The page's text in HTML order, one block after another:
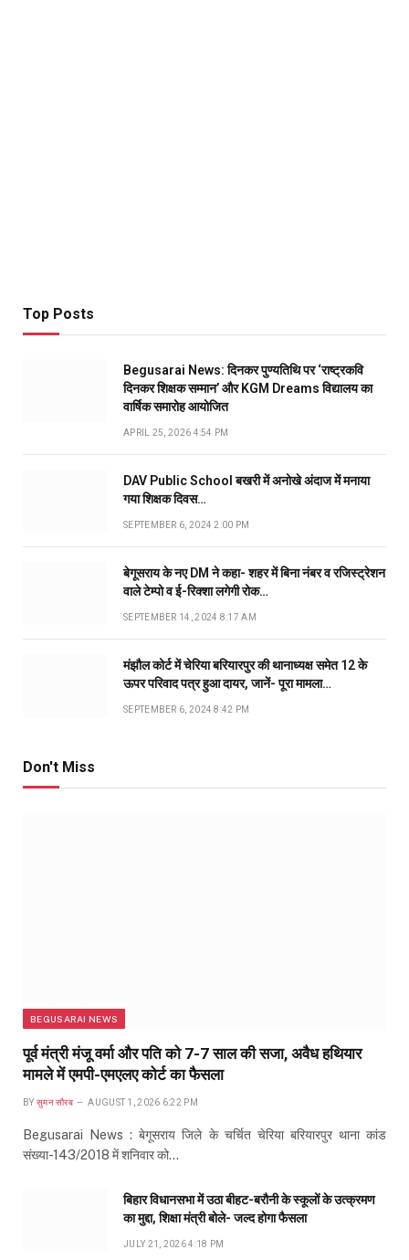
Top Posts
Begusarai News: दिनकर पुण्यतिथि पर ‘राष्ट्रकवि
दिनकर शिक्षक सम्मान’ और KGM Dreams विद्यालय का
वार्षिक समारोह आयोजित
APRIL 25, 2026 4:54 PM
DAV Public School बखरी में अनोखे अंदाज में मनाया
गया शिक्षक दिवस…
SEPTEMBER 6, 2024 2:00 PM
बेगूसराय के नए DM ने कहा- शहर में बिना नंबर व रजिस्ट्रेशन
वाले टेम्पो व ई-रिक्शा लगेगी रोक…
SEPTEMBER 14, 2024 8:17 AM
मंझौल कोर्ट में चेरिया बरियारपुर की थानाध्यक्ष समेत 12 के
ऊपर परिवाद पत्र हुआ दायर, जानें- पूरा मामला…
SEPTEMBER 6, 2024 8:42 PM
Don't Miss
BEGUSARAI NEWS
पूर्व मंत्री मंजू वर्मा और पति को 7-7 साल की सजा, अवैध हथियार
मामले में एमपी-एमएलए कोर्ट का फैसला
BY सुमन सौरब AUGUST 1, 2026 6:22 PM
Begusarai News : बेगूसराय जिले के चर्चित चेरिया बरियारपुर थाना कांड
संख्या-143/2018 में शनिवार को…
बिहार विधानसभा में उठा बीहट-बरौनी के स्कूलों के उत्क्रमण
का मुद्दा, शिक्षा मंत्री बोले- जल्द होगा फैसला
JULY 21, 2026 4:18 PM